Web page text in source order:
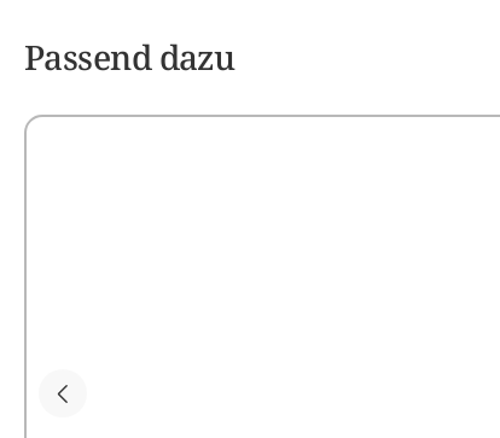
Passend dazu